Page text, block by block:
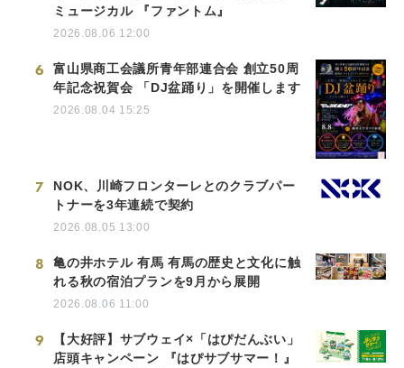
ミュージカル 『ファントム』
2026.08.06 12:00
6
富山県商工会議所青年部連合会 創立50周
年記念祝賀会 「DJ盆踊り」を開催します
2026.08.04 15:25
7
NOK、川崎フロンターレとのクラブパー
トナーを3年連続で契約
2026.08.05 13:00
8
亀の井ホテル 有馬 有馬の歴史と文化に触
れる秋の宿泊プランを9月から展開
2026.08.06 11:00
9
【大好評】サブウェイ×「はぴだんぶい」
店頭キャンペーン 『はぴサブサマー！』